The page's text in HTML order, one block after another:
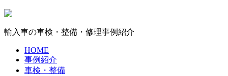
輸入車の車検・整備・修理事例紹介
HOME
事例紹介
車検・整備